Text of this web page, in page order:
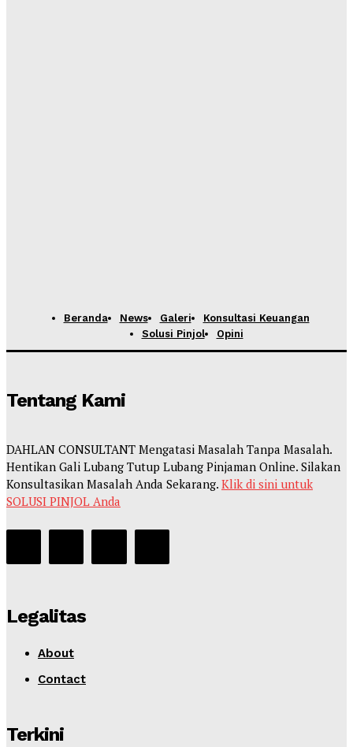
Beranda News Galeri
Konsultasi Keuangan
Solusi Pinjol
Opini
Tentang Kami
DAHLAN CONSULTANT Mengatasi Masalah Tanpa Masalah.
Hentikan Gali Lubang Tutup Lubang Pinjaman Online. Silakan
Konsultasikan Masalah Anda Sekarang. Klik di sini untuk
SOLUSI PINJOL Anda
Legalitas
About
Contact
Terkini